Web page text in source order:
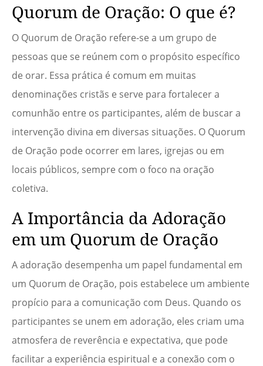
Quorum de Oração: O que é?
O Quorum de Oração refere-se a um grupo de
pessoas que se reúnem com o propósito específico
de orar. Essa prática é comum em muitas
denominações cristãs e serve para fortalecer a
comunhão entre os participantes, além de buscar a
intervenção divina em diversas situações. O Quorum
de Oração pode ocorrer em lares, igrejas ou em
locais públicos, sempre com o foco na oração
coletiva.
A Importância da Adoração
em um Quorum de Oração
A adoração desempenha um papel fundamental em
um Quorum de Oração, pois estabelece um ambiente
propício para a comunicação com Deus. Quando os
participantes se unem em adoração, eles criam uma
atmosfera de reverência e expectativa, que pode
facilitar a experiência espiritual e a conexão com o